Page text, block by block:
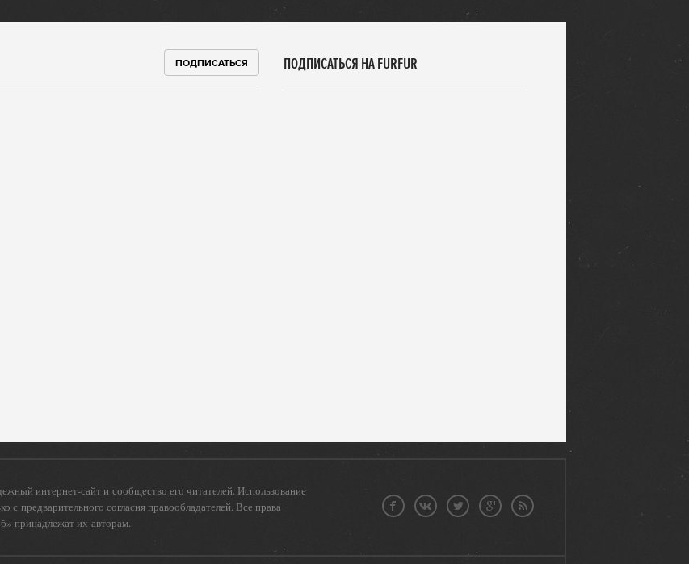
ПОДПИСАТЬСЯ ПОДПИСАТЬСЯ НА FURFUR
интернет-сайт и сообщество его читателей. Использование
с предварительного согласия правообладателей. Все права
принадлежат их авторам.